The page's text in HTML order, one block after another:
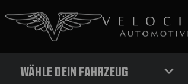
WÄHLE DEIN FAHRZEUG expand_more